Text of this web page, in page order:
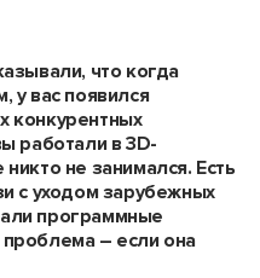
что когда
у вас появился
конкурентных
работали в 3D-
не занимался. Есть
с уходом зарубежных
программные
– если она